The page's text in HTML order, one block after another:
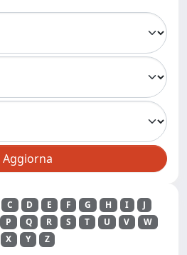
C D E F G H I
J
P Q R S T U V
W
X
Y Z